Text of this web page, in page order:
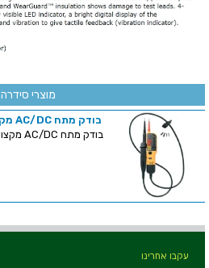
מוצרי סידרה
בודק מתח AC/DC מקצועי פלוק - FLUKE T110 VDE
בודק מתח AC/DC מקצועי פלוק - FLUKE T110 VDE ...
עקבו אחרינו